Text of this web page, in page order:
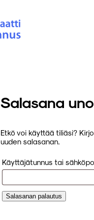
Salasana
Etkö voi käyttää tiliäsi?
uuden salasanan.
Käyttäjätunnus tai
Salasanan palautus